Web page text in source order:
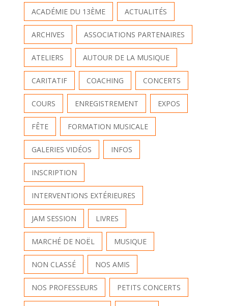
ACADÉMIE DU 13ÈME ACTUALITÉS
ARCHIVES ASSOCIATIONS PARTENAIRES
ATELIERS AUTOUR DE LA MUSIQUE
CARITATIF COACHING CONCERTS
COURS ENREGISTREMENT EXPOS
FÊTE FORMATION MUSICALE
GALERIES VIDÉOS INFOS
INSCRIPTION
INTERVENTIONS EXTÉRIEURES
JAM SESSION LIVRES
MARCHÉ DE NOËL MUSIQUE
NON CLASSÉ NOS AMIS
NOS PROFESSEURS PETITS CONCERTS